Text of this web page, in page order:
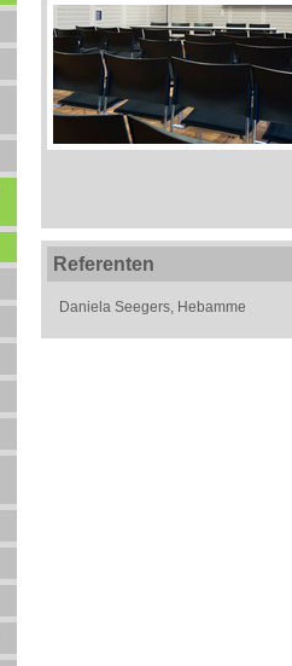
Referenten
Daniela Seegers, Hebamme